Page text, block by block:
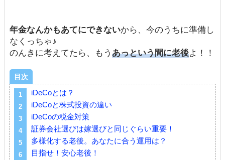
年金なんかもあてにできないから、今のうちに準備し
なくっちゃ♪
のんきに考えてたら、もう あっという間に老後よ！！
目次
iDeCoとは？
iDeCoと株式投資の違い
iDeCoの税金対策
証券会社選びは嫁選びと同じぐらい重要！
多様化する老後。あなたに合う運用は？
目指せ！安心老後！